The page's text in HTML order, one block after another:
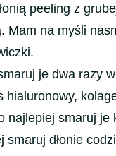
peeling z
Mam na myśli
je dwa razy
hialuronowy,
najlepiej smaruj je
dłonie